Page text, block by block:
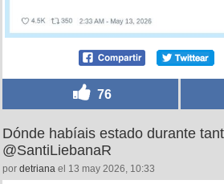
76
Dónde habíais estado durante
@SantiLiebanaR
por detriana el 13 may 2026, 10:33